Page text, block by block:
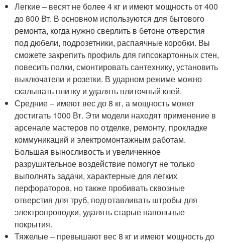
Легкие – весят не более 4 кг и имеют мощность от 400
до 800 Вт. В основном используются для бытового
ремонта, когда нужно сверлить в бетоне отверстия
под дюбели, подрозетники, распаячные коробки. Вы
сможете закрепить профиль для гипсокартонных стен,
повесить полки, смонтировать сантехнику, установить
выключатели и розетки. В ударном режиме можно
скалывать плитку и удалять плиточный клей.
Средние – имеют вес до 8 кг, а мощность может
достигать 1000 Вт. Эти модели находят применение в
арсенале мастеров по отделке, ремонту, прокладке
коммуникаций и электромонтажным работам.
Большая выносливость и увеличенное
разрушительное воздействие помогут не только
выполнять задачи, характерные для легких
перфораторов, но также пробивать сквозные
отверстия для труб, подготавливать штробы для
электропроводки, удалять старые напольные
покрытия.
Тяжелые – превышают вес 8 кг и имеют мощность до